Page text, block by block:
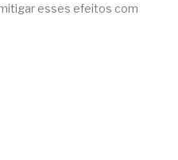
esses efeitos com